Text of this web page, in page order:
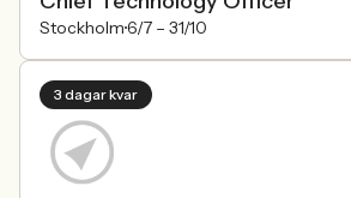
Stockholm6/7 – 31/10
3 dagar kvar